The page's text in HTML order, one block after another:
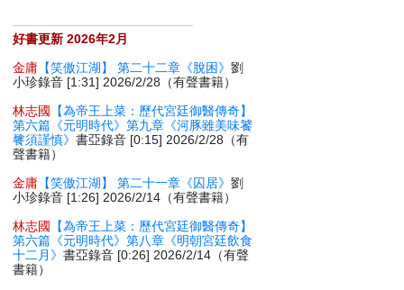
好書更新 2026年2月
金庸 【笑傲江湖】 第二十二章《脫困》劉
小珍錄音 [1:31] 2026/2/28（有聲書籍）
林志國
【為帝王上菜：歷代宮廷御醫傳奇】
第六篇《元明時代》第九章《河豚雖美味饕
餮須謹慎》書亞錄音 [0:15] 2026/2/28（有
聲書籍）
金庸 【笑傲江湖】 第二十一章《囚居》劉
小珍錄音 [1:26] 2026/2/14（有聲書籍）
林志國
【為帝王上菜：歷代宮廷御醫傳奇】
第六篇《元明時代》第八章《明朝宮廷飲食
十二月》書亞錄音 [0:26] 2026/2/14（有聲
書籍）